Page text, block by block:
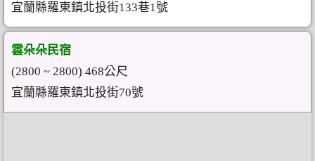
宜蘭縣羅東鎮北投街133巷1號
雲朵朵民宿
(2800 ~ 2800) 468公尺
宜蘭縣羅東鎮北投街70號